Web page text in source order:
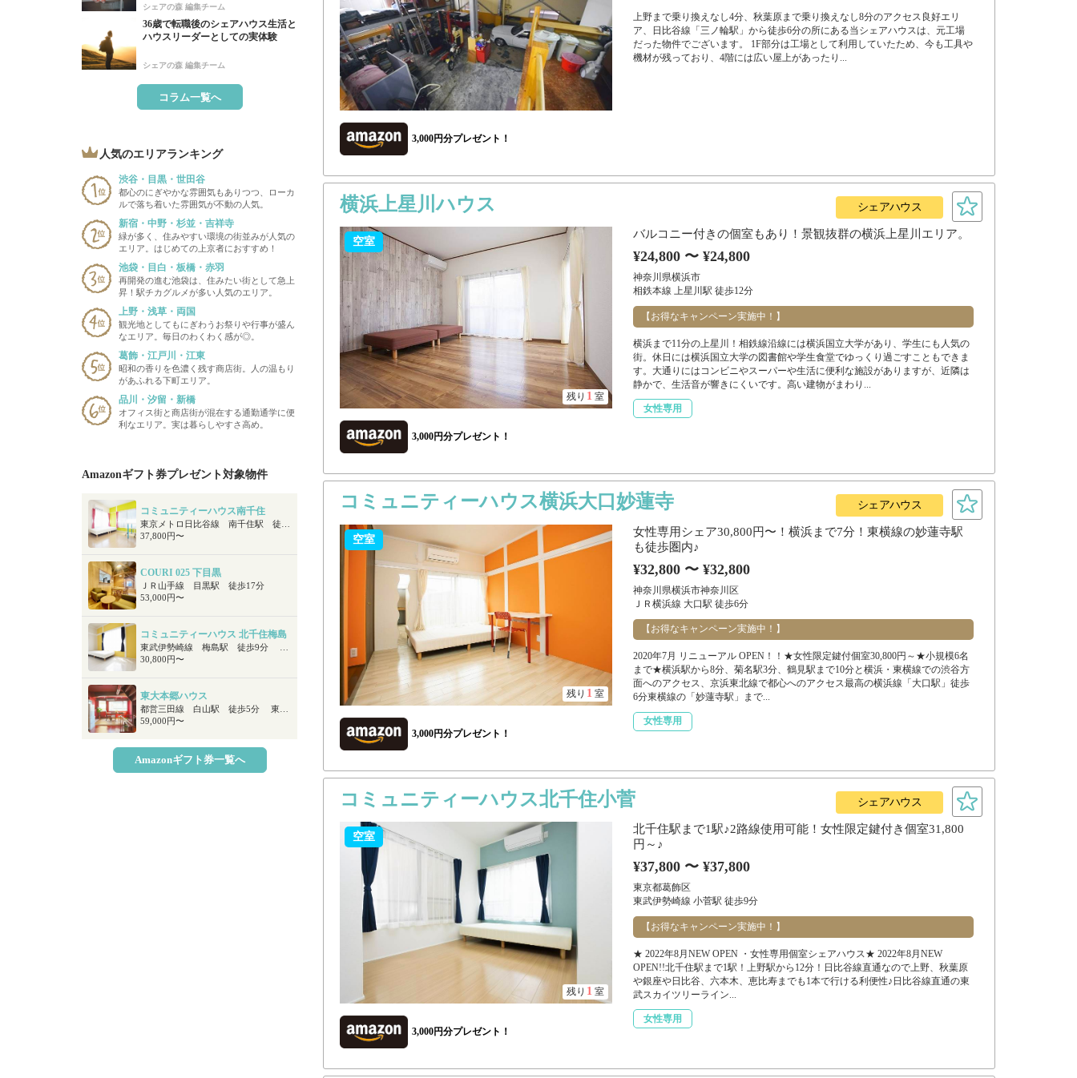
3,000円分プレゼント！
上野まで乗り換えなし4分、秋葉原まで乗り換えなし8分のアクセス良好エリ
ア、日比谷線「三ノ輪駅」から徒歩6分の所にある当シェアハウスは、元工場
だった物件でございます。 1F部分は工場として利用していたため、今も工具や
機材が残っており、4階には広い屋上があったり...
横浜上星川ハウス シェアハウス
空室
残り 1 室
3,000円分プレゼント！
バルコニー付きの個室もあり！景観抜群の横浜上星川エリア。
¥24,800 〜 ¥24,800
神奈川県横浜市
相鉄本線 上星川駅 徒歩12分
【お得なキャンペーン実施中！】
横浜まで11分の上星川！相鉄線沿線には横浜国立大学があり、学生にも人気の
街。休日には横浜国立大学の図書館や学生食堂でゆっくり過ごすこともできま
す。大通りにはコンビニやスーパーや生活に便利な施設がありますが、近隣は
静かで、生活音が響きにくいです。高い建物がまわり...
女性専用
コミュニティーハウス横浜大口妙蓮寺 シェアハウス
空室
残り 1 室
3,000円分プレゼント！
女性専用シェア30,800円〜！横浜まで7分！東横線の妙蓮寺駅
も徒歩圏内♪
¥32,800 〜 ¥32,800
神奈川県横浜市神奈川区
ＪＲ横浜線 大口駅 徒歩6分
【お得なキャンペーン実施中！】
2020年7月 リニューアル OPEN！！★女性限定鍵付個室30,800円～★小規模6名
まで★横浜駅から8分、菊名駅3分、鶴見駅まで10分と横浜・東横線での渋谷方
面へのアクセス、京浜東北線で都心へのアクセス最高の横浜線「大口駅」徒歩
6分東横線の「妙蓮寺駅」まで...
女性専用
コミュニティーハウス北千住小菅 シェアハウス
空室
残り 1 室
3,000円分プレゼント！
北千住駅まで1駅♪2路線使用可能！女性限定鍵付き個室31,800
円～♪
¥37,800 〜 ¥37,800
東京都葛飾区
東武伊勢崎線 小菅駅 徒歩9分
【お得なキャンペーン実施中！】
★ 2022年8月NEW OPEN ・女性専用個室シェアハウス★ 2022年8月NEW
OPEN!!北千住駅まで1駅！上野駅から12分！日比谷線直通なので上野、秋葉原
や銀座や日比谷、六本木、恵比寿までも1本で行ける利便性♪日比谷線直通の東
武スカイツリーライン...
女性専用
シェアの森 編集チーム
36歳で転職後のシェアハウス生活と
ハウスリーダーとしての実体験
シェアの森 編集チーム
コラム一覧へ
人気のエリアランキング
渋谷・目黒・世田谷
都心のにぎやかな雰囲気もありつつ、ローカ
ルで落ち着いた雰囲気が不動の人気。
新宿・中野・杉並・吉祥寺
緑が多く、住みやすい環境の街並みが人気の
エリア。はじめての上京者におすすめ！
池袋・目白・板橋・赤羽
再開発の進む池袋は、住みたい街として急上
昇！駅チカグルメが多い人気のエリア。
上野・浅草・両国
観光地としてもにぎわうお祭りや行事が盛ん
なエリア。毎日のわくわく感が◎。
葛飾・江戸川・江東
昭和の香りを色濃く残す商店街。人の温もり
があふれる下町エリア。
品川・汐留・新橋
オフィス街と商店街が混在する通勤通学に便
利なエリア。実は暮らしやすさ高め。
Amazonギフト券プレゼント対象物件
コミュニティーハウス南千住
東京メトロ日比谷線 南千住駅 徒歩6分 ＪＲ常磐線快速 南千住駅 徒歩6分 つくばエクスプレス 南千住駅 徒歩6分
37,800円〜
COURI 025 下目黒
ＪＲ山手線 目黒駅 徒歩17分
53,000円〜
コミュニティーハウス 北千住梅島
東武伊勢崎線 梅島駅 徒歩9分 東武大師線 西新井駅 徒歩15分 東武伊勢崎線 五反野駅 徒歩16分
30,800円〜
東大本郷ハウス
都営三田線 白山駅 徒歩5分 東京メトロ南北線 東大前駅 徒歩6分 東京メトロ丸ノ内線 後楽園駅 徒歩19分
59,000円〜
Amazonギフト券一覧へ